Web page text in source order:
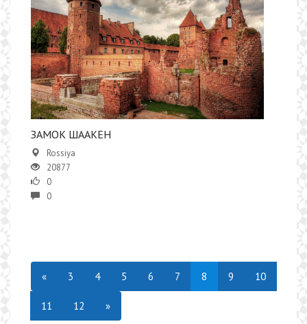
ЗАМОК ШААКЕН
Rossiya
20877
0
0
« 3 4 5 6 7 8 9 10
11 12 »